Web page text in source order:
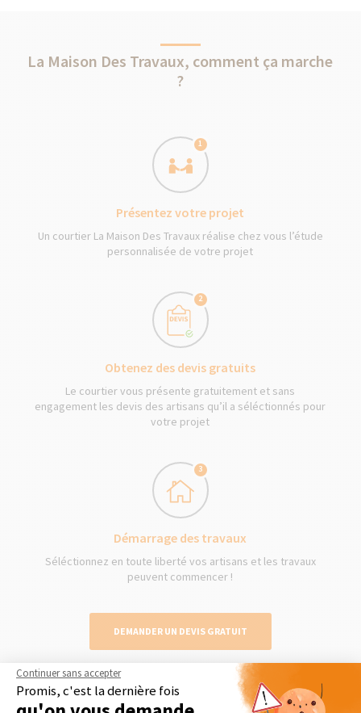
La Maison Des Travaux, comment ça marche
?
1
Présentez votre projet
Un courtier La Maison Des Travaux réalise chez vous l’étude
personnalisée de votre projet
2
Obtenez des devis gratuits
Le courtier vous présente gratuitement et sans
engagement les devis des artisans qu’il a séléctionnés pour
votre projet
3
Démarrage des travaux
Séléctionnez en toute liberté vos artisans et les travaux
peuvent commencer !
DEMANDER UN DEVIS GRATUIT
Continuer sans accepter
Promis, c'est la dernière fois